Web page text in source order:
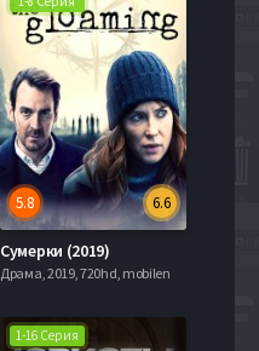
6.6
5.8
Сумерки (2019)
Драма, 2019, 720hd, mobilen
1-16 Серия